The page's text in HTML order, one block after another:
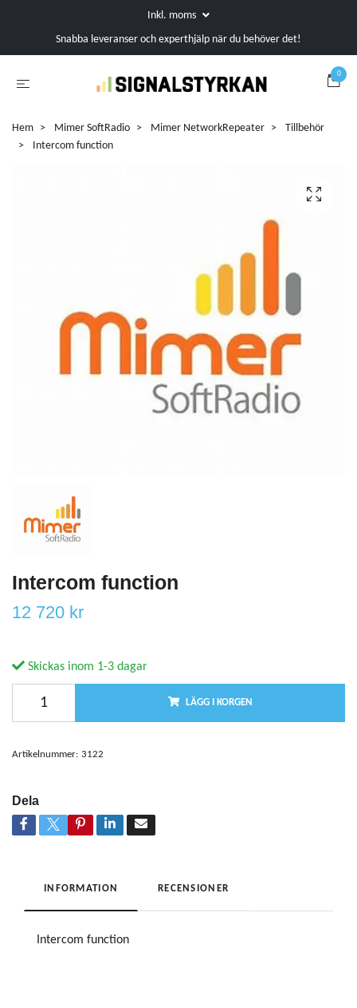
Inkl. moms
Snabba leveranser och experthjälp när du behöver det!
0
Hem Mimer SoftRadio Mimer NetworkRepeater
Tillbehör
Intercom function
Intercom function
12 720 kr
Skickas inom 1-3 dagar
LÄGG I KORGEN
Artikelnummer: 3122
Dela
INFORMATION RECENSIONER
Intercom function